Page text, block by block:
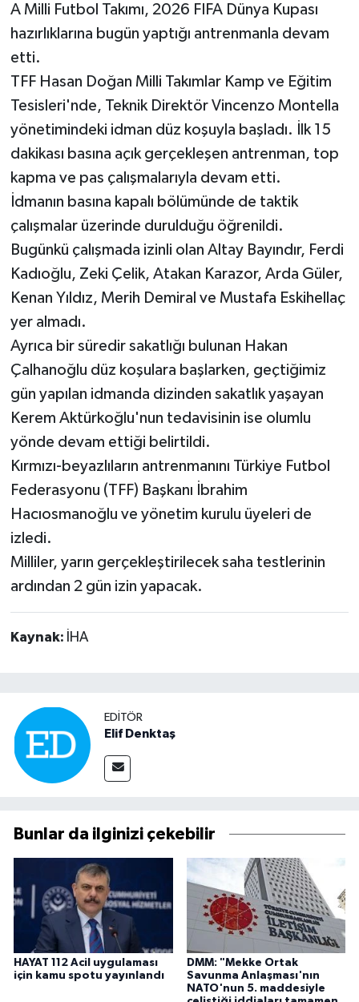
A Milli Futbol Takımı, 2026 FIFA Dünya Kupası
hazırlıklarına bugün yaptığı antrenmanla devam
etti.
TFF Hasan Doğan Milli Takımlar Kamp ve Eğitim
Tesisleri'nde, Teknik Direktör Vincenzo Montella
yönetimindeki idman düz koşuyla başladı. İlk 15
dakikası basına açık gerçekleşen antrenman, top
kapma ve pas çalışmalarıyla devam etti.
İdmanın basına kapalı bölümünde de taktik
çalışmalar üzerinde durulduğu öğrenildi.
Bugünkü çalışmada izinli olan Altay Bayındır, Ferdi
Kadıoğlu, Zeki Çelik, Atakan Karazor, Arda Güler,
Kenan Yıldız, Merih Demiral ve Mustafa Eskihellaç
yer almadı.
Ayrıca bir süredir sakatlığı bulunan Hakan
Çalhanoğlu düz koşulara başlarken, geçtiğimiz
gün yapılan idmanda dizinden sakatlık yaşayan
Kerem Aktürkoğlu'nun tedavisinin ise olumlu
yönde devam ettiği belirtildi.
Kırmızı-beyazlıların antrenmanını Türkiye Futbol
Federasyonu (TFF) Başkanı İbrahim
Hacıosmanoğlu ve yönetim kurulu üyeleri de
izledi.
Milliler, yarın gerçekleştirilecek saha testlerinin
ardından 2 gün izin yapacak.
Kaynak: İHA
EDITÖR
Elif Denktaş
Bunlar da ilginizi çekebilir
HAYAT 112 Acil uygulaması
için kamu spotu yayınlandı
DMM: "Mekke Ortak
Savunma Anlaşması'nın
NATO'nun 5. maddesiyle